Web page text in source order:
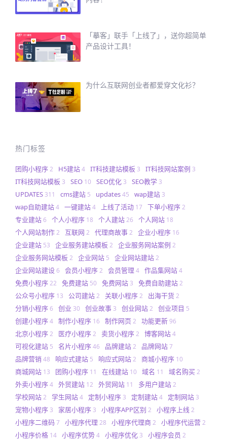
「摹客」联手「上线了」，送你超简单
产品设计工具！
为什么互联网创业者都爱穿文化衫？
热门标签
团购小程序2 H5建站4 IT科技建站模板 3 IT科技网站案例 3
IT科技网站模板 3 SEO 10 SEO优化 3 SEO教学 3
UPDATES 311 cms建站 5 updates45 wap建站 3
wap自助建站4 一键建站4 上线了活动 17 下单小程序2
专业建站6 个人小程序 18 个人建站26 个人网站 18
个人网站制作2 互联网 2 代理商故事2 企业小程序 16
企业建站 53 企业服务建站模板 2 企业服务网站案例 2
企业服务网站模板 2 企业网站 5 企业网站建站2
企业网站建设6 会员小程序2 会员管理 4 作品集网站4
免费小程序22 免费建站 50 免费网站 3 免费自助建站2
公众号小程序 13 公司建站2 关联小程序2 出海干货2
分销小程序6 创业 30 创业故事 3 创业网站2 创业项目 5
创建小程序4 制作小程序 16 制作网页 2 功能更新96
北京小程序2 医疗小程序2 卖货小程序2 博客网站4
可视化建站 5 名片小程序46 品牌建站2 品牌网站7
品牌营销 48 响应式建站 5 响应式网站2 商城小程序 10
商城网站 13 团购小程序 11 在线建站 10 域名 11 域名购买2
外卖小程序4 外贸建站 12 外贸网站 11 多用户建站2
学校网站2 学生网站4 定制小程序 3 定制建站4 定制网站 3
宠物小程序 3 家居小程序 3 小程序APP区别 2 小程序上线 2
小程序二维码7 小程序代理 28 小程序代理商2 小程序代运营2
小程序价格 14 小程序优势4 小程序优化 3 小程序会员 2